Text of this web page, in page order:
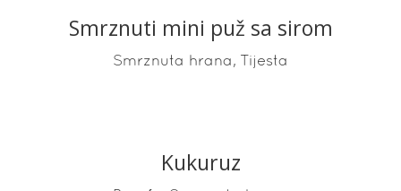
READ MORE
Smrznuti mini puž sa sirom
Smrznuta hrana, Tijesta
READ MORE
Kukuruz